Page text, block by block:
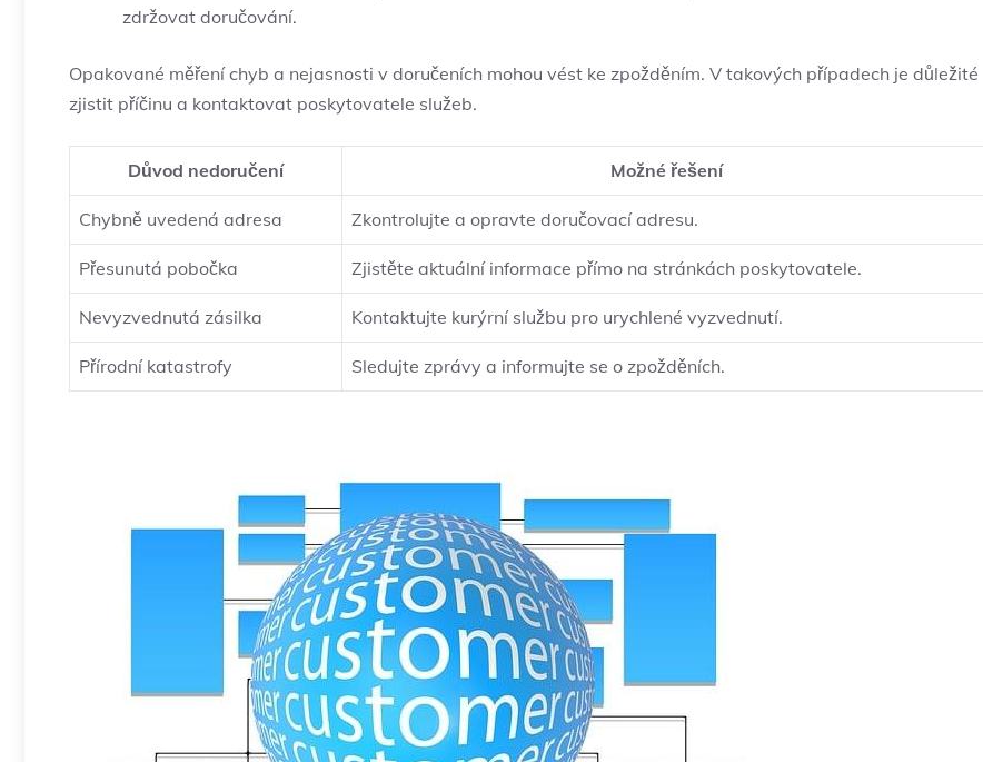
zdržovat doručování.
Opakované měření chyb a nejasnosti v doručeních mohou vést ke zpožděním. V takových případech je důležité
zjistit příčinu a kontaktovat poskytovatele služeb.
Důvod nedoručení Možné řešení
Chybně uvedená adresa Zkontrolujte a opravte doručovací adresu.
Přesunutá pobočka Zjistěte aktuální informace přímo na stránkách poskytovatele.
Nevyzvednutá zásilka Kontaktujte kurýrní službu pro urychlené vyzvednutí.
Přírodní katastrofy Sledujte zprávy a informujte se o zpožděních.